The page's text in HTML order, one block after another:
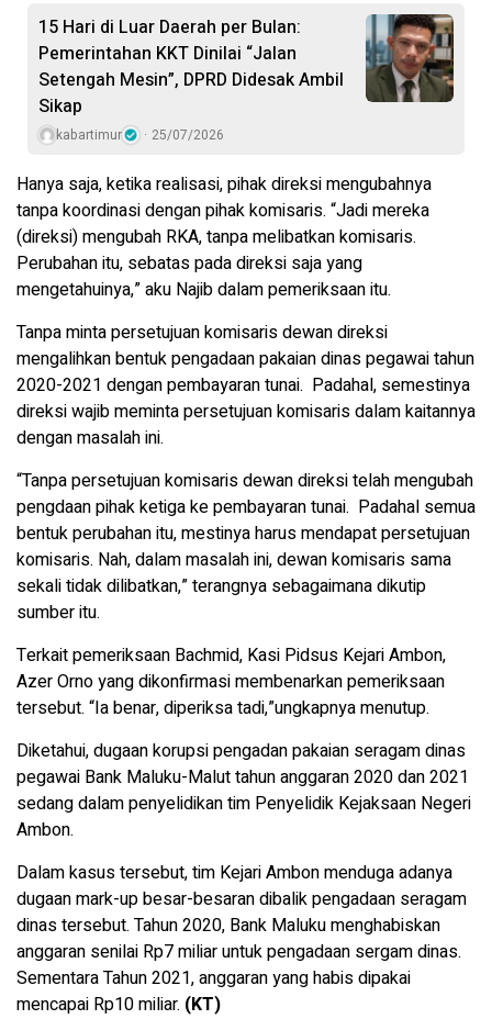
15 Hari di Luar Daerah per Bulan:
Pemerintahan KKT Dinilai “Jalan
Setengah Mesin”, DPRD Didesak Ambil
Sikap
kabartimur 25/07/2026
Hanya saja, ketika realisasi, pihak direksi mengubahnya
tanpa koordinasi dengan pihak komisaris. “Jadi mereka
(direksi) mengubah RKA, tanpa melibatkan komisaris.
Perubahan itu, sebatas pada direksi saja yang
mengetahuinya,” aku Najib dalam pemeriksaan itu.
Tanpa minta persetujuan komisaris dewan direksi
mengalihkan bentuk pengadaan pakaian dinas pegawai tahun
2020-2021 dengan pembayaran tunai. Padahal, semestinya
direksi wajib meminta persetujuan komisaris dalam kaitannya
dengan masalah ini.
“Tanpa persetujuan komisaris dewan direksi telah mengubah
pengdaan pihak ketiga ke pembayaran tunai. Padahal semua
bentuk perubahan itu, mestinya harus mendapat persetujuan
komisaris. Nah, dalam masalah ini, dewan komisaris sama
sekali tidak dilibatkan,” terangnya sebagaimana dikutip
sumber itu.
Terkait pemeriksaan Bachmid, Kasi Pidsus Kejari Ambon,
Azer Orno yang dikonfirmasi membenarkan pemeriksaan
tersebut. “Ia benar, diperiksa tadi,”ungkapnya menutup.
Diketahui, dugaan korupsi pengadan pakaian seragam dinas
pegawai Bank Maluku-Malut tahun anggaran 2020 dan 2021
sedang dalam penyelidikan tim Penyelidik Kejaksaan Negeri
Ambon.
Dalam kasus tersebut, tim Kejari Ambon menduga adanya
dugaan mark-up besar-besaran dibalik pengadaan seragam
dinas tersebut. Tahun 2020, Bank Maluku menghabiskan
anggaran senilai Rp7 miliar untuk pengadaan sergam dinas.
Sementara Tahun 2021, anggaran yang habis dipakai
mencapai Rp10 miliar. (KT)